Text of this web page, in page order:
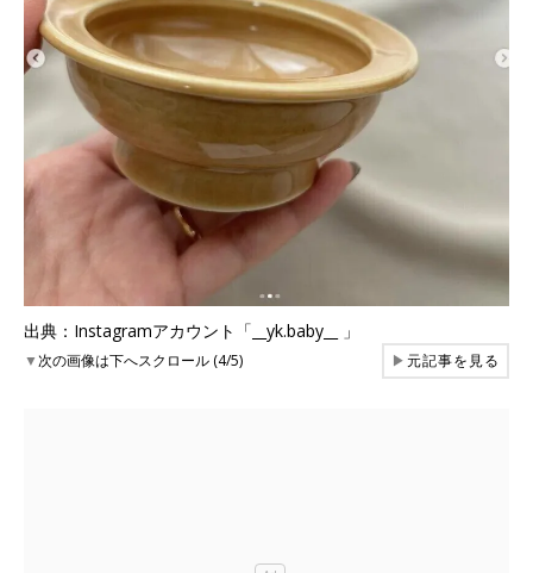
出典：Instagramアカウント「__yk.baby__ 」
▼次の画像は下へスクロール (4/5) ▶元記事を見る